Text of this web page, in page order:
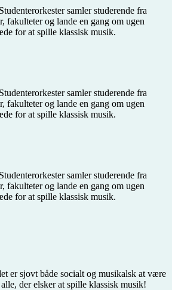
samler studerende fra
fakulteter og lande en gang om ugen
for at spille klassisk musik.
samler studerende fra
fakulteter og lande en gang om ugen
for at spille klassisk musik.
samler studerende fra
fakulteter og lande en gang om ugen
for at spille klassisk musik.
er sjovt både socialt og musikalsk at være
der elsker at spille klassisk musik!